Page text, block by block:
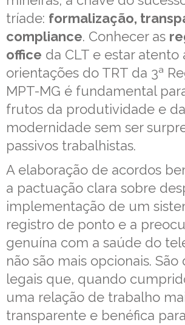
tríade: formalização,
compliance. Conhecer as
office da CLT e estar atento
orientações do TRT da 3ª
MPT-MG é fundamental
frutos da produtividade e da
modernidade sem ser
passivos trabalhistas.
A elaboração de acordos
a pactuação clara sobre
implementação de um
registro de ponto e a
genuína com a saúde do
não são mais opcionais. São
legais que, quando
uma relação de trabalho
transparente e benéfica